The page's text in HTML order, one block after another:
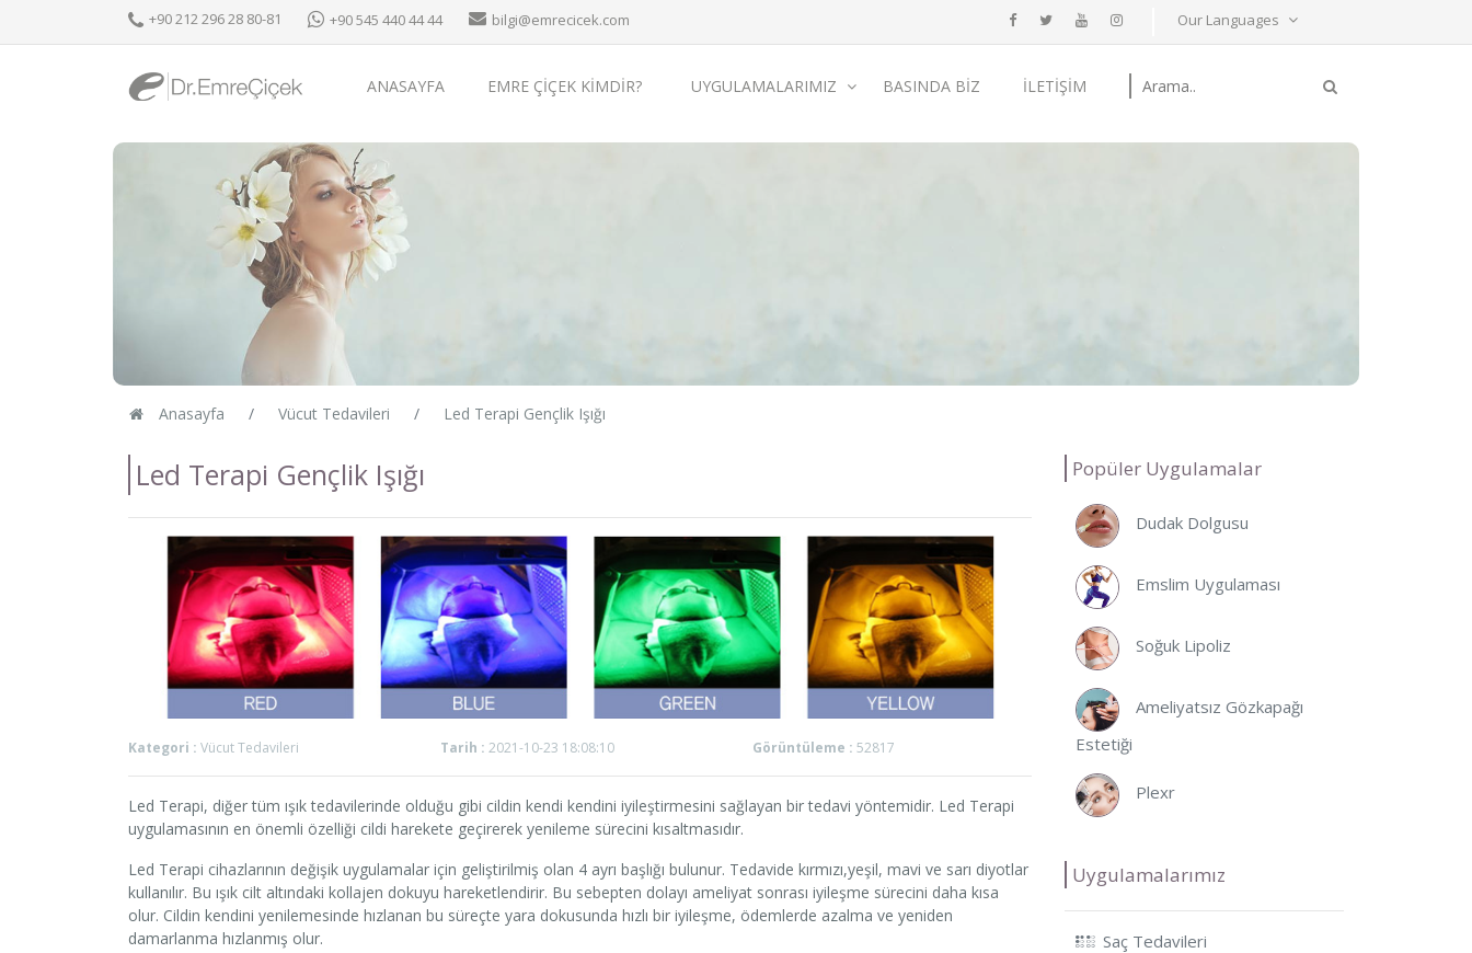
+90 212 296 28 80-81 +90 545 440 44 44 bilgi@emrecicek.com Our Languages
ANASAYFA EMRE ÇİÇEK KİMDİR? UYGULAMALARIMIZ BASINDA BIZ İLETIŞIM
Anasayfa Vücut Tedavileri Led Terapi Gençlik Işığı
Led Terapi Gençlik Işığı
Kategori : Vücut Tedavileri Tarih : 2021-10-23 18:08:10 Görüntüleme : 52817
Led Terapi, diğer tüm ışık tedavilerinde olduğu gibi cildin kendi kendini iyileştirmesini sağlayan bir tedavi yöntemidir. Led Terapi
uygulamasının en önemli özelliği cildi harekete geçirerek yenileme sürecini kısaltmasıdır.
Led Terapi cihazlarının değişik uygulamalar için geliştirilmiş olan 4 ayrı başlığı bulunur. Tedavide kırmızı,yeşil, mavi ve sarı diyotlar
kullanılır. Bu ışık cilt altındaki kollajen dokuyu hareketlendirir. Bu sebepten dolayı ameliyat sonrası iyileşme sürecini daha kısa
olur. Cildin kendini yenilemesinde hızlanan bu süreçte yara dokusunda hızlı bir iyileşme, ödemlerde azalma ve yeniden
damarlanma hızlanmış olur.
Popüler Uygulamalar
Dudak Dolgusu
Emslim Uygulaması
Soğuk Lipoliz
Ameliyatsız Gözkapağı
Estetiği
Plexr
Uygulamalarımız
Saç Tedavileri